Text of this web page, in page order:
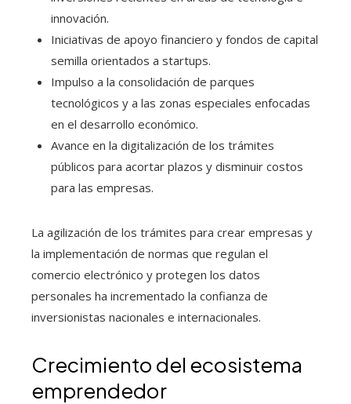
innovación.
Iniciativas de apoyo financiero y fondos de capital
semilla orientados a startups.
Impulso a la consolidación de parques
tecnológicos y a las zonas especiales enfocadas
en el desarrollo económico.
Avance en la digitalización de los trámites
públicos para acortar plazos y disminuir costos
para las empresas.
La agilización de los trámites para crear empresas y
la implementación de normas que regulan el
comercio electrónico y protegen los datos
personales ha incrementado la confianza de
inversionistas nacionales e internacionales.
Crecimiento del ecosistema
emprendedor